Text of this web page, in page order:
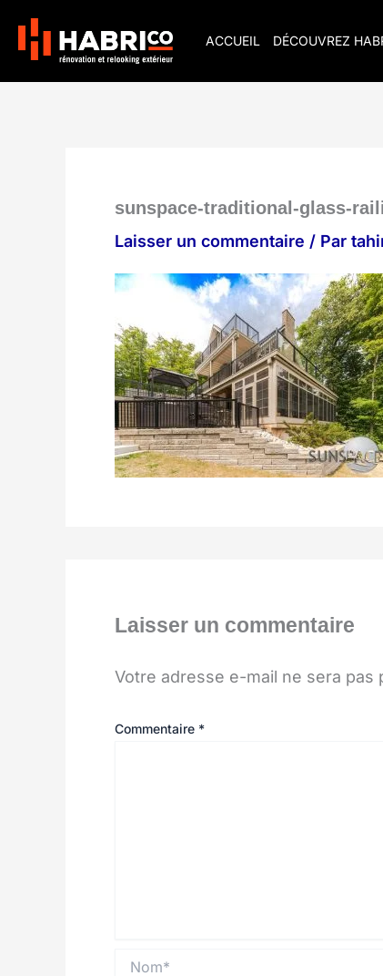
contenu
ACCUEIL DÉCOUVREZ
sunspace-traditional-glass-
Laisser un commentaire / Par
Laisser un commentaire
Votre adresse e-mail ne sera pas
Commentaire *